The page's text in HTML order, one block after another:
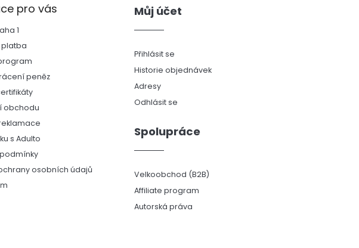
pro vás
1
peněz
obchodu
s Adulto
osobních údajů
Můj účet
Přihlásit se
Historie objednávek
Adresy
Odhlásit se
Spolupráce
Velkoobchod (B2B)
Affiliate program
Autorská práva